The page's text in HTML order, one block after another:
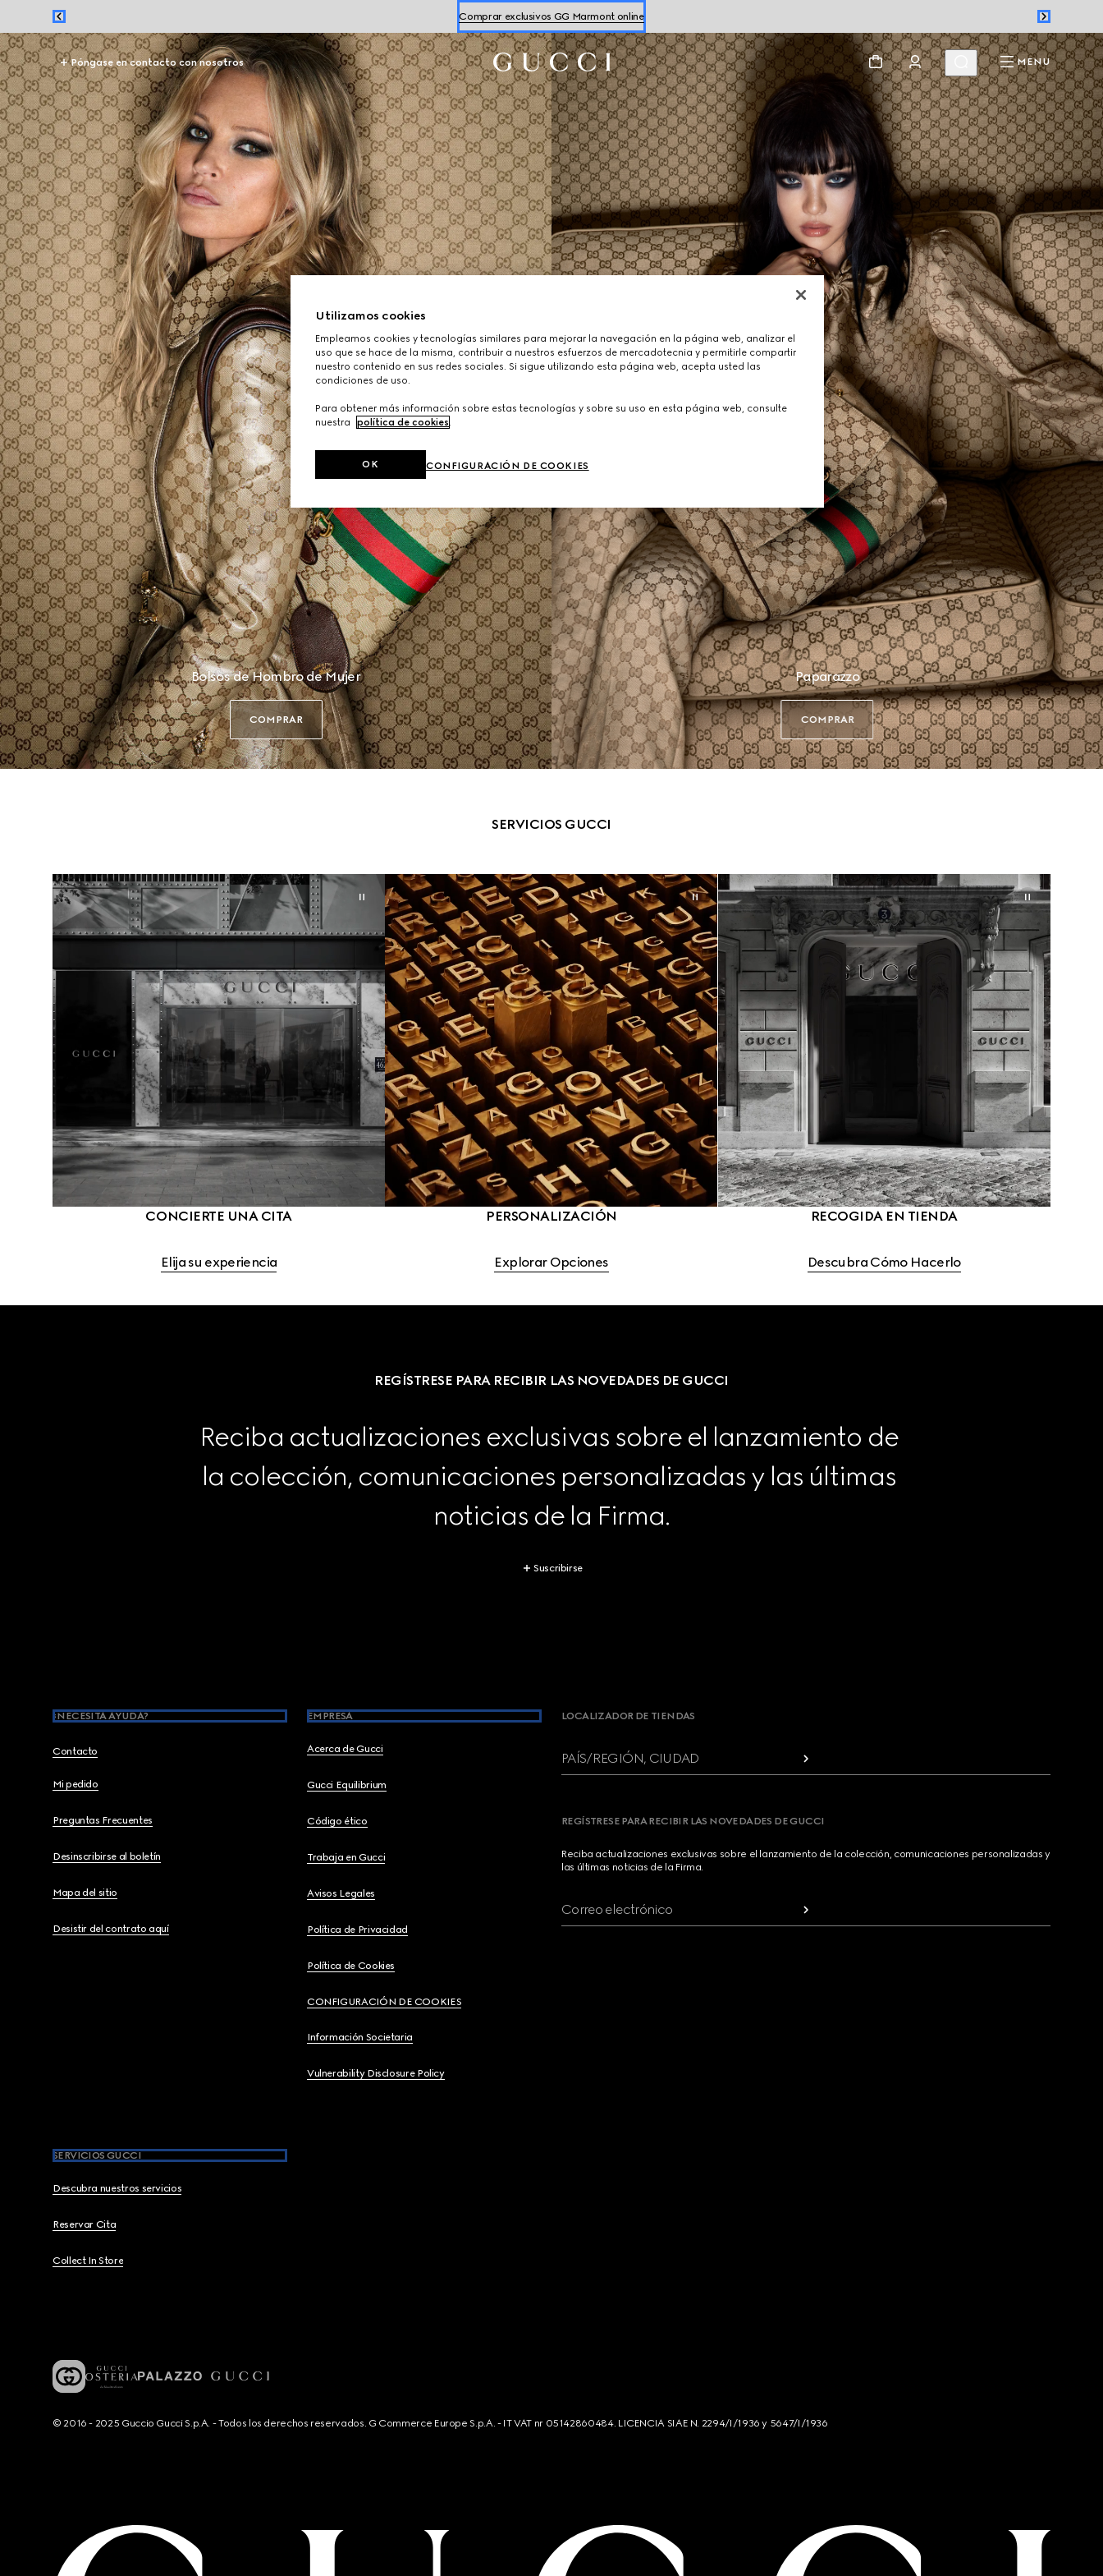
Comprar exclusivos GG Marmont online
Comprar zapatillas paramujeryhombre
Comprar exclusivos GG Marmont online
Póngase en contacto con nosotros MENU
Bolsos de Hombro de Mujer
COMPRAR
Paparazzo
COMPRAR
SERVICIOS GUCCI
CONCIERTE UNA CITA
Elija su experiencia
PERSONALIZACIÓN
Explorar Opciones
RECOGIDA EN TIENDA
Descubra Cómo Hacerlo
REGÍSTRESE PARA RECIBIR LAS NOVEDADES DE GUCCI
Reciba actualizaciones exclusivas sobre el lanzamiento de
la colección, comunicaciones personalizadas y las últimas
noticias de la Firma.
Suscribirse
¿NECESITA AYUDA?
Contacto
Mi pedido
Preguntas Frecuentes
Desinscribirse al boletín
Mapa del sitio
Desistir del contrato aquí
EMPRESA
Acerca de Gucci
Gucci Equilibrium
Código ético
Trabaja en Gucci
Avisos Legales
Política de Privacidad
Política de Cookies
CONFIGURACIÓN DE COOKIES
Información Societaria
Vulnerability Disclosure Policy
SERVICIOS GUCCI
Descubra nuestros servicios
Reservar Cita
Collect In Store
LOCALIZADOR DE TIENDAS
PAÍS/REGIÓN, CIUDAD
REGÍSTRESE PARA RECIBIR LAS NOVEDADES DE GUCCI
Reciba actualizaciones exclusivas sobre el lanzamiento de la colección, comunicaciones personalizadas y
las últimas noticias de la Firma.
Correo electrónico
© 2016 - 2025 Guccio Gucci S.p.A. - Todos los derechos reservados. G Commerce Europe S.p.A. - IT VAT nr 05142860484. LICENCIA SIAE N. 2294/I/1936 y 5647/I/1936
Utilizamos cookies
Empleamos cookies y tecnologías similares para mejorar la navegación en la página web, analizar el
uso que se hace de la misma, contribuir a nuestros esfuerzos de mercadotecnia y permitirle compartir
nuestro contenido en sus redes sociales. Si sigue utilizando esta página web, acepta usted las
condiciones de uso.
Para obtener más información sobre estas tecnologías y sobre su uso en esta página web, consulte
nuestra
política de cookies.
CONFIGURACIÓN DE COOKIES
OK